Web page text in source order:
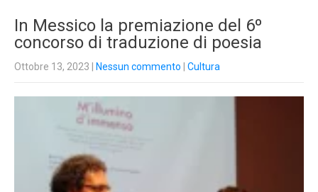
In Messico la premiazione del 6º
concorso di traduzione di poesia
Ottobre 13, 2023 Nessun commento Cultura